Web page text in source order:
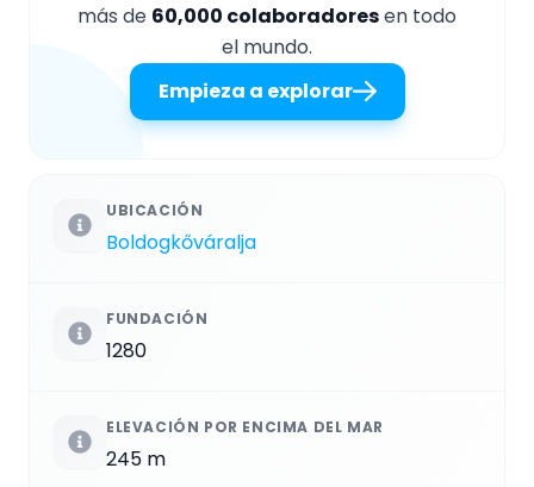
más de 60,000 colaboradoresen todo
el mundo.
Empieza a explorar
UBICACIÓN
Boldogkőváralja
FUNDACIÓN
1280
ELEVACIÓN POR ENCIMA DEL MAR
245 m